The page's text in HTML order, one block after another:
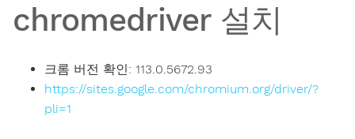
chromedriver 설치
크롬 버전 확인: 113.0.5672.93
https://sites.google.com/chromium.org/driver/?
pli=1